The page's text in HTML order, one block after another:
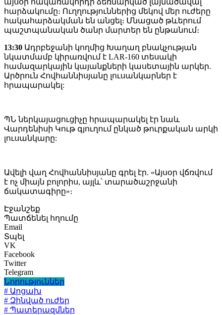
այսօր հակառակորդի ձեռնարկած լայնածավալ
հարձակումը։ Ուղղություններից մեկով մեր ուժերը
հակահարձակման են անցել։ Մնացած թևերում
պաշտպանական ծանր մարտեր են ընթանում։
13:30 Ադրբեջանի կողմից Խաղաղ բնակչության
նկատմամբ կիրառվում է LAR-160 տեսակի
համազարկային կայանքների կասետային արկեր.
Արծրուն Հովհաննիսյանը լուսանկարներ է
հրապարակել:
ՊՆ ներկայացուցիչը հրապարակել էր նաև
Վարդենիսի Կութ գյուղում ընկած թուրքական արկի
լուսանկարը:
Ավելի վաղ Հովհաննիսյանը գրել էր. «Այսօր վճռվում
է ոչ միայն բոլորիս, այլև՝ տարածաշրջանի
ճակատագիրը»։
Էջանշեք
Պատճենել հղումը
Email
Տպել
VK
Facebook
Twitter
Telegram
Նորություններ
# Արցախ
# Զինված ուժեր
# Պատերազմներ